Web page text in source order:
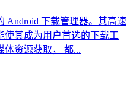
Android 下载管理器。其高速
使其成为用户首选的下载工
体资源获取， 都...